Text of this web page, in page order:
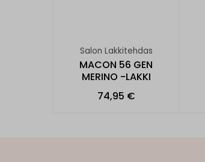
Salon Lakkitehdas
MACON 56 GEN
MERINO -LAKKI
74,95 €